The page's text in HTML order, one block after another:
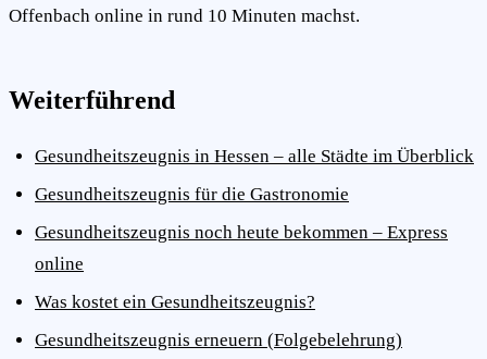
Offenbach online in rund 10 Minuten machst.
Weiterführend
Gesundheitszeugnis in Hessen – alle Städte im Überblick
Gesundheitszeugnis für die Gastronomie
Gesundheitszeugnis noch heute bekommen – Express
online
Was kostet ein Gesundheitszeugnis?
Gesundheitszeugnis erneuern (Folgebelehrung)